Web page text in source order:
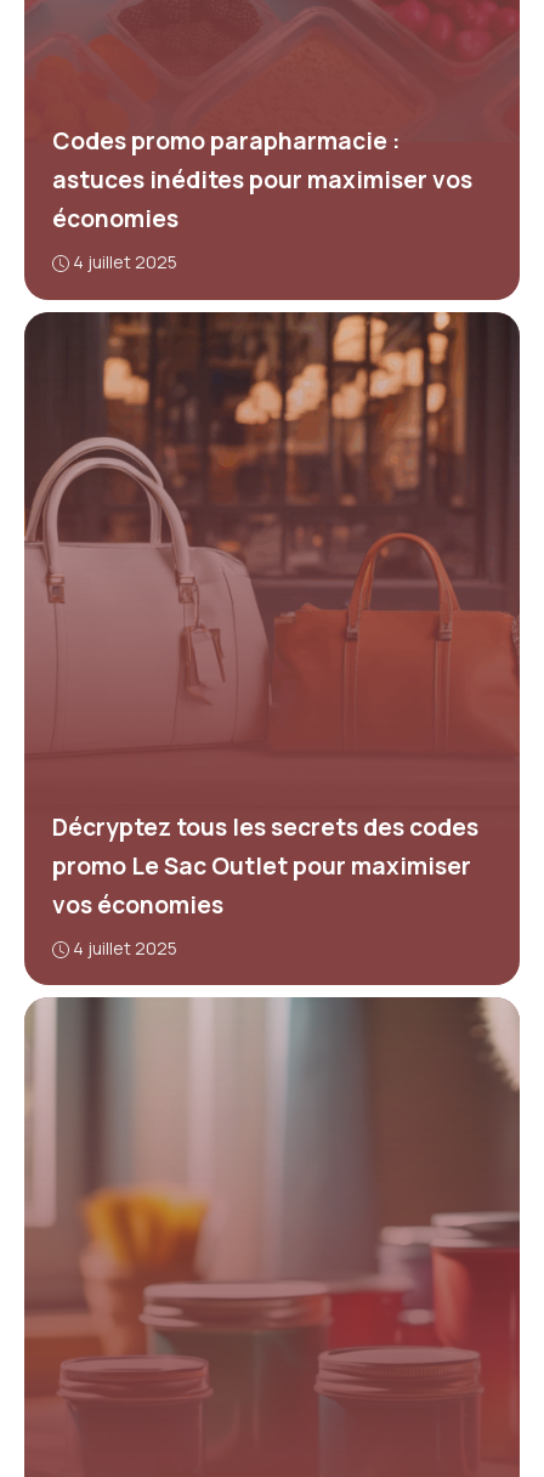
Codes promo parapharmacie :
astuces inédites pour maximiser vos
économies
4 juillet 2025
Décryptez tous les secrets des codes
promo Le Sac Outlet pour maximiser
vos économies
4 juillet 2025